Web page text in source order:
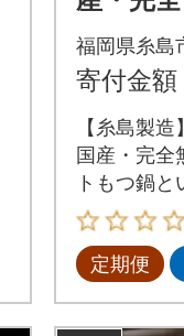
鍋セッ
しょう
福岡県糸島
寄付金額
【糸島製
国産・完全
トもつ鍋
番気になる
産の生の牛
で新鮮な状
急速冷凍技
定期便